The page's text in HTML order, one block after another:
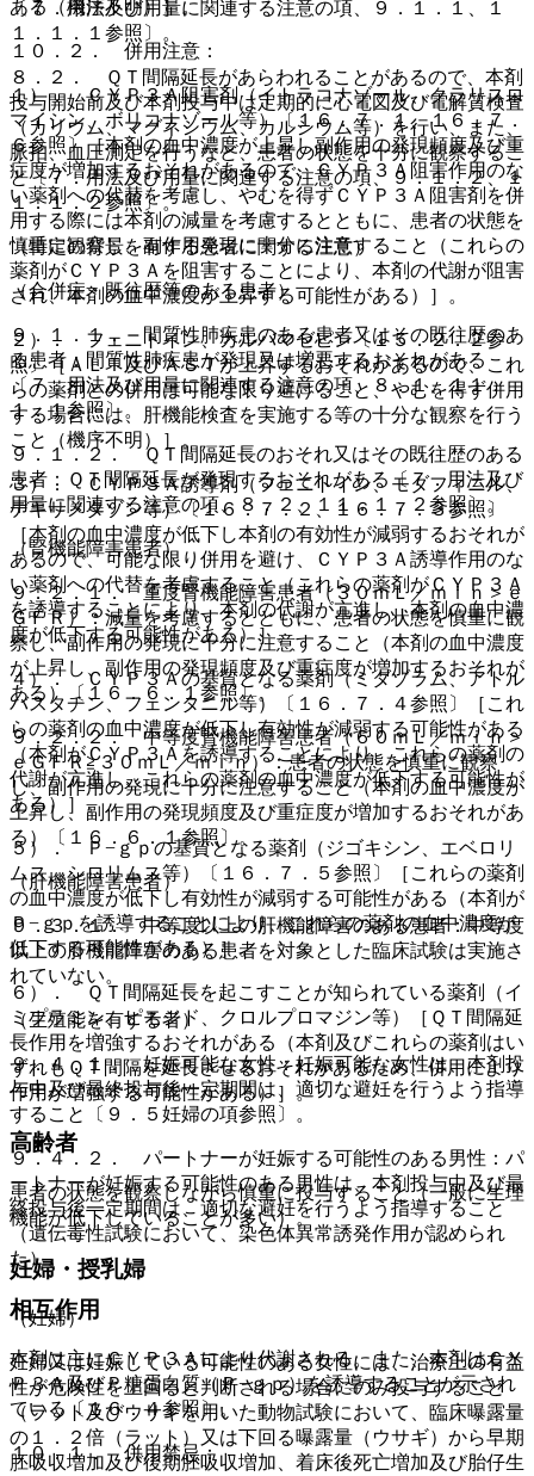
ある（機序不明）］。
１０．２． 併用注意：
１）． ＣＹＰ３Ａ阻害剤（イトラコナゾール、クラリスロ
マイシン、ボリコナゾール等）〔１６．７．１、１６．７．
６参照〕［本剤の血中濃度が上昇し副作用の発現頻度及び重
症度が増加するおそれがあるので、ＣＹＰ３Ａ阻害作用のな
い薬剤への代替を考慮し、やむを得ずＣＹＰ３Ａ阻害剤を併
用する際には本剤の減量を考慮するとともに、患者の状態を
慎重に観察し、副作用発現に十分に注意すること（これらの
薬剤がＣＹＰ３Ａを阻害することにより、本剤の代謝が阻害
され、本剤の血中濃度が上昇する可能性がある）］。
２）． フェニトイン、カルバマゼピン〔１５．２．２参
照〕［ＡＬＴ及びＡＳＴが上昇するおそれがあるので、これ
らの薬剤との併用は可能な限り避けること、やむを得ず併用
する場合には、肝機能検査を実施する等の十分な観察を行う
こと（機序不明）］。
３）． ＣＹＰ３Ａ誘導剤（フェニトイン、モダフィニル、
デキサメタゾン等）〔１６．７．２、１６．７．３参照〕
［本剤の血中濃度が低下し本剤の有効性が減弱するおそれが
あるので、可能な限り併用を避け、ＣＹＰ３Ａ誘導作用のな
い薬剤への代替を考慮すること（これらの薬剤がＣＹＰ３Ａ
を誘導することにより、本剤の代謝が亢進し、本剤の血中濃
度が低下する可能性がある）］。
４）． ＣＹＰ３Ａの基質となる薬剤（ミダゾラム、アトル
バスタチン、フェンタニル等）〔１６．７．４参照〕［これ
らの薬剤の血中濃度が低下し有効性が減弱する可能性がある
（本剤がＣＹＰ３Ａを誘導することにより、これらの薬剤の
代謝が亢進し、これらの薬剤の血中濃度が低下する可能性が
ある）］。
５）． Ｐ−ｇｐの基質となる薬剤（ジゴキシン、エベロリ
ムス、シロリムス等）〔１６．７．５参照〕［これらの薬剤
の血中濃度が低下し有効性が減弱する可能性がある（本剤が
Ｐ−ｇｐを誘導することにより、これらの薬剤の血中濃度が
低下する可能性がある）］。
６）． ＱＴ間隔延長を起こすことが知られている薬剤（イ
ミプラミン、ピモジド、クロルプロマジン等）［ＱＴ間隔延
長作用を増強するおそれがある（本剤及びこれらの薬剤はい
ずれもＱＴ間隔を延長させるおそれがあるため、併用により
作用が増強する可能性がある）］。
高齢者
患者の状態を観察しながら慎重に投与すること（一般に生理
機能が低下していることが多い）。
妊婦・授乳婦
（妊婦）
妊婦又は妊娠している可能性のある女性には、治療上の有益
性が危険性を上回ると判断される場合にのみ投与すること
（ラット及びウサギを用いた動物試験において、臨床曝露量
の１．２倍（ラット）又は下回る曝露量（ウサギ）から早期
胚吸収増加及び後期胚吸収増加、着床後死亡増加及び胎仔生
〔７．用法及び用量に関連する注意の項、９．１．１、１
１．１．１参照〕。
８．２． ＱＴ間隔延長があらわれることがあるので、本剤
投与開始前及び本剤投与中は定期的に心電図及び電解質検査
（カリウム、マグネシウム、カルシウム等）を行い、また、
脈拍、血圧測定を行うなど、患者の状態を十分に観察するこ
と〔７．用法及び用量に関連する注意の項、９．１．２、１
１．１．２参照〕。
（特定の背景を有する患者に関する注意）
（合併症・既往歴等のある患者）
９．１．１． 間質性肺疾患のある患者又はその既往歴のあ
る患者：間質性肺疾患が発現又は増悪するおそれがある
〔７．用法及び用量に関連する注意の項、８．１、１１．
１．１参照〕。
９．１．２． ＱＴ間隔延長のおそれ又はその既往歴のある
患者：ＱＴ間隔延長が発現するおそれがある〔７．用法及び
用量に関連する注意の項、８．２、１１．１．２参照〕。
（腎機能障害患者）
９．２．１． 重度腎機能障害患者（３０ｍＬ／ｍｉｎ＞ｅ
ＧＦＲ）：減量を考慮するとともに、患者の状態を慎重に観
察し、副作用の発現に十分に注意すること（本剤の血中濃度
が上昇し、副作用の発現頻度及び重症度が増加するおそれが
ある）〔１６．６．１参照〕。
９．２．２． 中等度腎機能障害患者（６０ｍＬ／ｍｉｎ＞
ｅＧＦＲ≧３０ｍＬ／ｍｉｎ）：患者の状態を慎重に観察
し、副作用の発現に十分に注意すること（本剤の血中濃度が
上昇し、副作用の発現頻度及び重症度が増加するおそれがあ
る）〔１６．６．１参照〕。
（肝機能障害患者）
９．３．１． 中等度以上の肝機能障害のある患者：中等度
以上の肝機能障害のある患者を対象とした臨床試験は実施さ
れていない。
（生殖能を有する者）
９．４．１． 妊娠可能な女性：妊娠可能な女性は、本剤投
与中及び最終投与後一定期間は、適切な避妊を行うよう指導
すること〔９．５妊婦の項参照〕。
９．４．２． パートナーが妊娠する可能性のある男性：パ
ートナーが妊娠する可能性のある男性は、本剤投与中及び最
終投与後一定期間は、適切な避妊を行うよう指導すること
（遺伝毒性試験において、染色体異常誘発作用が認められ
た）。
相互作用
本剤は主にＣＹＰ３Ａにより代謝される。また、本剤はＣＹ
Ｐ３Ａ及びＰ糖蛋白質（Ｐ−ｇｐ）を誘導することが示され
ている〔１６．４参照〕。
１０．１． 併用禁忌：